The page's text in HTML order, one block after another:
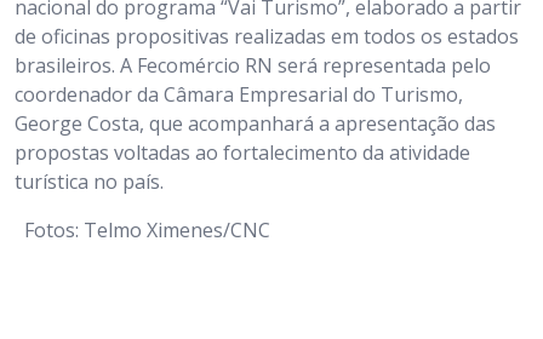
nacional do programa “Vai Turismo”, elaborado a partir
de oficinas propositivas realizadas em todos os estados
brasileiros. A Fecomércio RN será representada pelo
coordenador da Câmara Empresarial do Turismo,
George Costa, que acompanhará a apresentação das
propostas voltadas ao fortalecimento da atividade
turística no país.
Fotos: Telmo Ximenes/CNC